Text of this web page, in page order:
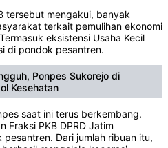
tersebut mengakui, banyak
terkait pemulihan ekonomi
eksistensi Usaha Kecil
di pondok pesantren.
Ponpes Sukorejo di
Kesehatan
saat ini terus berkembang.
Fraksi PKB DPRD Jatim
Dari jumlah ribuan itu,